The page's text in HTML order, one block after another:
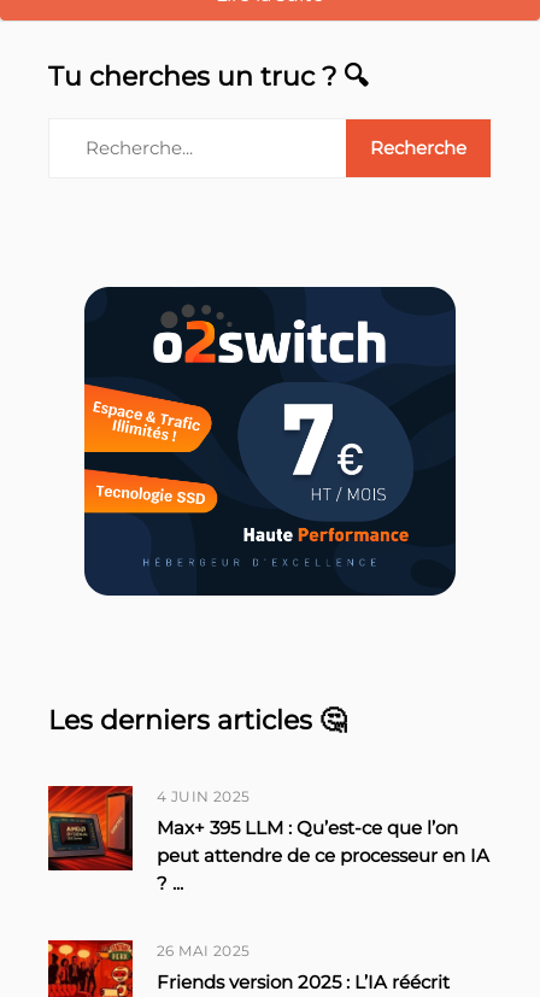
Tu cherches un truc ? 🔍
Les derniers articles 🤔
4 JUIN 2025
Max+ 395 LLM : Qu’est-ce que l’on
peut attendre de ce processeur en IA
? ...
26 MAI 2025
Friends version 2025 : L’IA réécrit